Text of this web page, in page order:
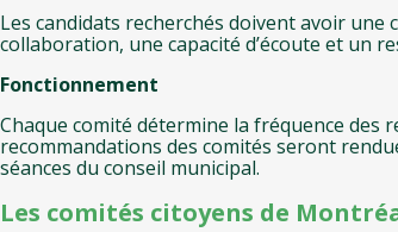
Les candidats recherchés doivent avoir une
collaboration, une capacité d’écoute et un
Fonctionnement
Chaque comité détermine la fréquence des
recommandations des comités seront
séances du conseil municipal.
Les comités citoyens de